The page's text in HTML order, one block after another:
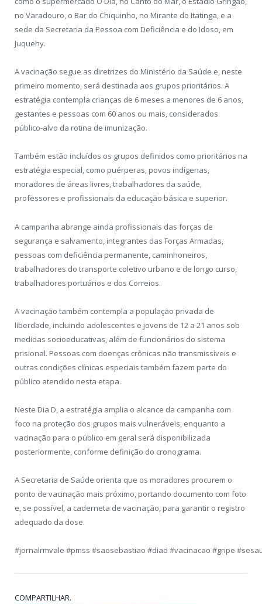
no Varadouro, o Bar do Chiquinho, no Mirante do Itatinga, e a
sede da Secretaria da Pessoa com Deficiência e do Idoso, em
Juquehy.
A vacinação segue as diretrizes do Ministério da Saúde e, neste
primeiro momento, será destinada aos grupos prioritários. A
estratégia contempla crianças de 6 meses a menores de 6 anos,
gestantes e pessoas com 60 anos ou mais, considerados
público-alvo da rotina de imunização.
Também estão incluídos os grupos definidos como prioritários na
estratégia especial, como puérperas, povos indígenas,
moradores de áreas livres, trabalhadores da saúde,
professores e profissionais da educação básica e superior.
A campanha abrange ainda profissionais das forças de
segurança e salvamento, integrantes das Forças Armadas,
pessoas com deficiência permanente, caminhoneiros,
trabalhadores do transporte coletivo urbano e de longo curso,
trabalhadores portuários e dos Correios.
A vacinação também contempla a população privada de
liberdade, incluindo adolescentes e jovens de 12 a 21 anos sob
medidas socioeducativas, além de funcionários do sistema
prisional. Pessoas com doenças crônicas não transmissíveis e
outras condições clínicas especiais também fazem parte do
público atendido nesta etapa.
Neste Dia D, a estratégia amplia o alcance da campanha com
foco na proteção dos grupos mais vulneráveis, enquanto a
vacinação para o público em geral será disponibilizada
posteriormente, conforme definição do cronograma.
A Secretaria de Saúde orienta que os moradores procurem o
ponto de vacinação mais próximo, portando documento com foto
e, se possível, a caderneta de vacinação, para garantir o registro
adequado da dose.
#jornalrmvale #pmss #saosebastiao #diad #vacinacao #gripe
COMPARTILHAR.